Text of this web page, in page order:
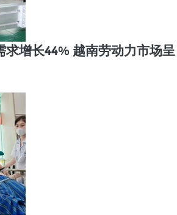
求增长44% 越南劳动力市场呈